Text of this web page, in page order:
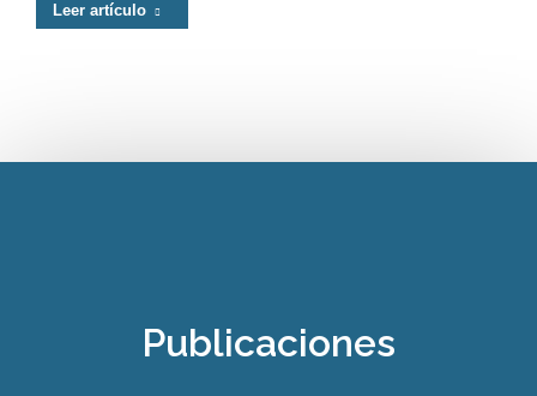
Leer artículo
Publicaciones